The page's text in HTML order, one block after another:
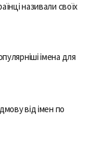
називали своїх
імена для
від імен по